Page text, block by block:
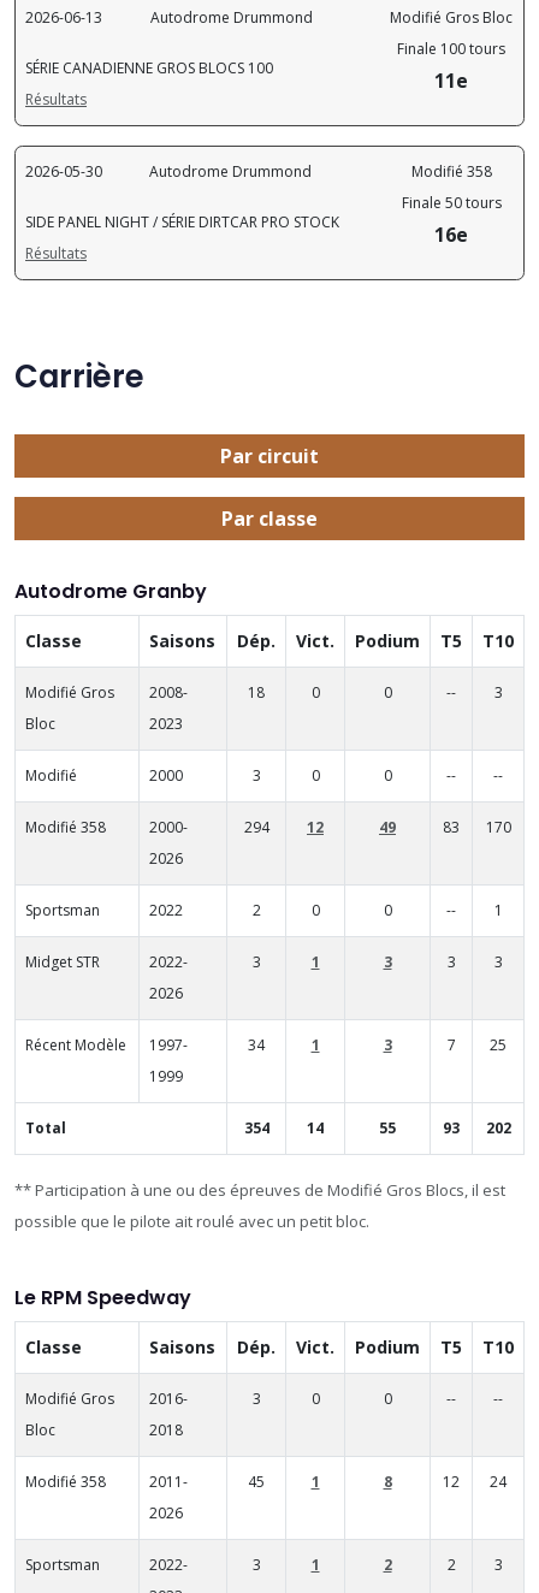
2026-06-13 Autodrome Drummond
Modifié Gros Bloc
Finale 100 tours
11e
SÉRIE CANADIENNE GROS BLOCS 100
Résultats
2026-05-30 Autodrome Drummond
Modifié 358
Finale 50 tours
16e
SIDE PANEL NIGHT / SÉRIE DIRTCAR PRO STOCK
Résultats
Carrière
Par circuit
Par classe
Autodrome Granby
Classe Saisons Dép. Vict. Podium T5 T10
Modifié Gros
Bloc
2008-
2023
18 0 0 -- 3
Modifié 2000 3 0 0 -- --
Modifié 358
2000-
2026
294 12 49 83 170
Sportsman 2022 2 0 0 -- 1
Midget STR
2022-
2026
3 1 3 3 3
Récent Modèle
1997-
1999
34 1 3 7 25
Total 354 14 55 93 202
** Participation à une ou des épreuves de Modifié Gros Blocs, il est
possible que le pilote ait roulé avec un petit bloc.
Le RPM Speedway
Classe Saisons Dép. Vict. Podium T5 T10
Modifié Gros
Bloc
2016-
2018
3 0 0 -- --
Modifié 358
2011-
2026
45 1 8 12 24
Sportsman
2022-
3 1 2 2 3